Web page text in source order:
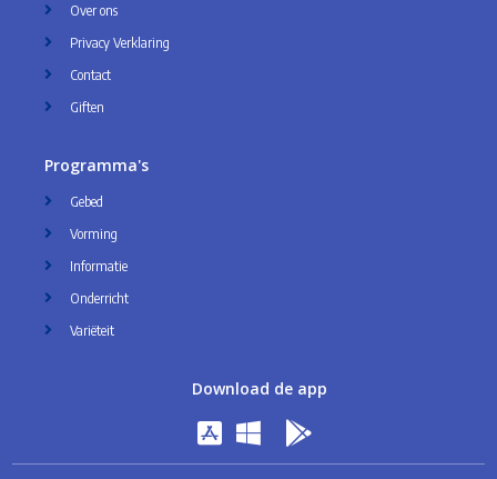
Over ons
Privacy Verklaring
Contact
Giften
Programma's
Gebed
Vorming
Informatie
Onderricht
Variëteit
Download de app